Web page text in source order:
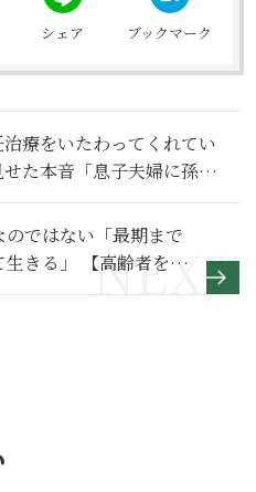
シェア ブックマーク
治療をいたわってくれてい
た本音「息子夫婦に孫は
ではない「最期まで
きる」 【高齢者を支